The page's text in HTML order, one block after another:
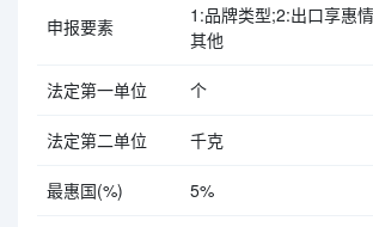
申报要素
1:品牌类型;2:出口享惠
其他
法定第一单位 个
法定第二单位 千克
最惠国(%) 5%